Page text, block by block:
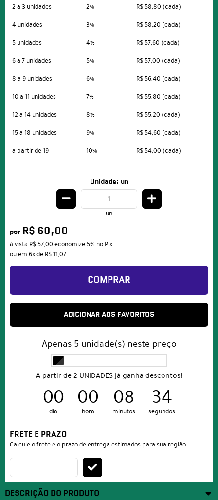
2 a 3 unidades
2% R$ 58,80 (cada)
4 unidades
3% R$ 58,20 (cada)
5 unidades
4% R$ 57,60 (cada)
6 a 7 unidades
5% R$ 57,00 (cada)
8 a 9 unidades
6% R$ 56,40 (cada)
10 a 11 unidades
7% R$ 55,80 (cada)
12 a 14 unidades
8% R$ 55,20 (cada)
15 a 18 unidades
9% R$ 54,60 (cada)
a partir de 19
10% R$ 54,00 (cada)
Unidade: un
un
por R$ 60,00
à vista R$ 57,00 economize 5% no Pix
ou em 6xde R$ 11,07
COMPRAR
ADICIONAR AOS FAVORITOS
Apenas 5 unidade(s) neste preço
A partir de 2 UNIDADES já ganha descontos!
00
dia
00
hora
08
minutos
34
segundos
FRETE E PRAZO
Calcule o frete e o prazo de entrega estimados para sua região:
DESCRIÇÃO DO PRODUTO